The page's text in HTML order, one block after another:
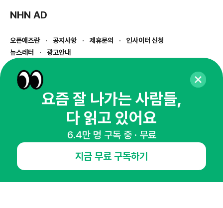
NHN AD
오픈애즈란 공지사항 제휴문의
인사이터 신청
뉴스레터
광고안내
경기도 성남시 분당구 대왕판교로645번길 16
사업자등록번호 : 144-81-27690(
통신판매업신고번호 : 2014-경기성남-1023
호스팅서비스사업자 : 오픈애즈
1800-2198
openads@openads.co.kr
이용약관
instagramthreadkakaotalk
요즘 잘 나가는 사람들,
다 읽고 있어요
6.4만 명 구독 중 · 무료
지금 무료 구독하기